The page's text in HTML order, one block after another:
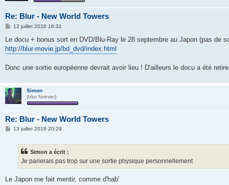
Re: Blur - New World Towers
M
s
a
12 juillet 2016 16:31
Le docu + bonus sort en DVD/Blu-Ray le 28 septembre au Japon (pas de
http://blur-movie.jp/bd_dvd/index.html
Donc une sortie européenne devrait avoir lieu ! D'ailleurs le docu a été
Simon
(blur forever)
Re: Blur - New World Towers
M
13 juillet 2016 20:29
Simon a écrit :
Je parierais pas trop sur une sortie physique personnellement
Le Japon me fait mentir, comme d'hab'